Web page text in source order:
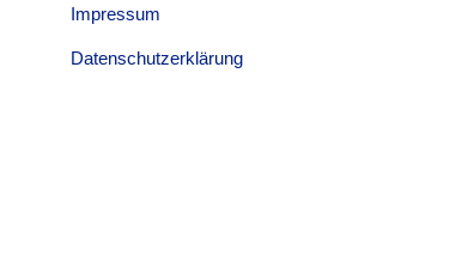
Impressum
Datenschutzerklärung